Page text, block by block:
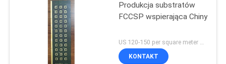
Produkcja substratów
FCCSP wspierająca Chiny
KONTAKT